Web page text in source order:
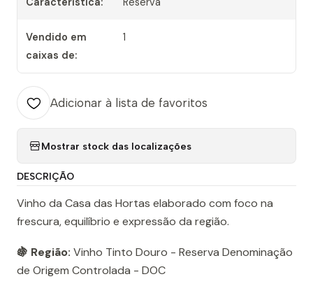
Vendido em
caixas de:
1
Adicionar à lista de favoritos
Mostrar stock das localizações
DESCRIÇÃO
Vinho da Casa das Hortas elaborado com foco na
frescura, equilíbrio e expressão da região.
🍇 Região: Vinho Tinto Douro - Reserva Denominação
de Origem Controlada - DOC